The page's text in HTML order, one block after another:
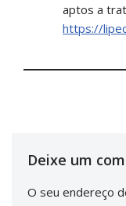
aptos a
https://
Deixe um
O seu endereço